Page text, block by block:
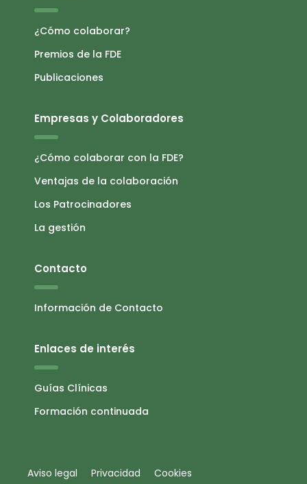
¿Cómo colaborar?
Premios de la FDE
Publicaciones
Empresas y Colaboradores
¿Cómo colaborar con la FDE?
Ventajas de la colaboración
Los Patrocinadores
La gestión
Contacto
Información de Contacto
Enlaces de interés
Guías Clínicas
Formación continuada
Aviso legal Privacidad Cookies